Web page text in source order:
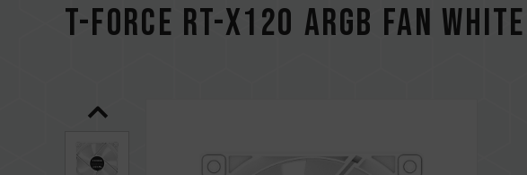
T-FORCE RT-X120 ARGB Fan White